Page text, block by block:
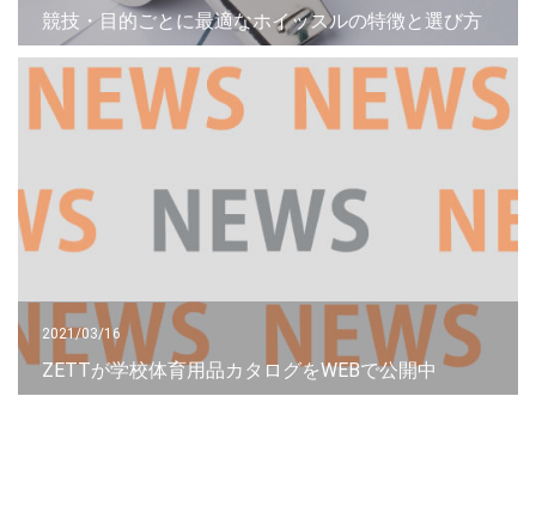
競技・目的ごとに最適なホイッスルの特徴と選び方
2021/03/16
ZETTが学校体育用品カタログをWEBで公開中